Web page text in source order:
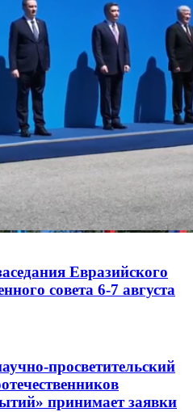
Евразийского
совета 6-7 августа
просветительский
принимает заявки